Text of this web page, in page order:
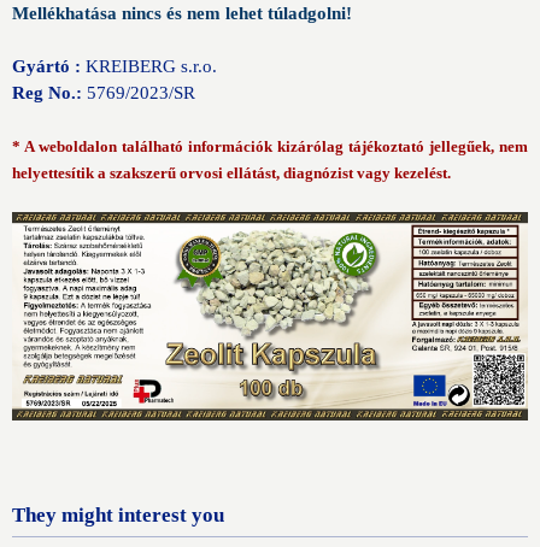
Mellékhatása nincs és nem lehet túladgolni!
Gyártó : KREIBERG s.r.o.
Reg No.: 5769/2023/SR
* A weboldalon található információk kizárólag tájékoztató jellegűek, nem
helyettesítik a szakszerű orvosi ellátást, diagnózist vagy kezelést.
They might interest you